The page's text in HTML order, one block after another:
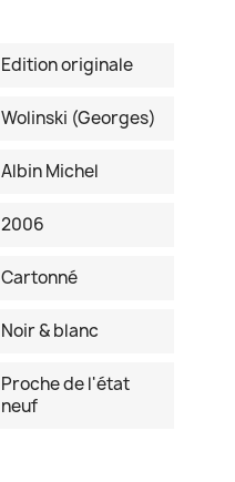
Edition originale
Wolinski (Georges)
Albin Michel
2006
Cartonné
Noir & blanc
Proche de l'état
neuf